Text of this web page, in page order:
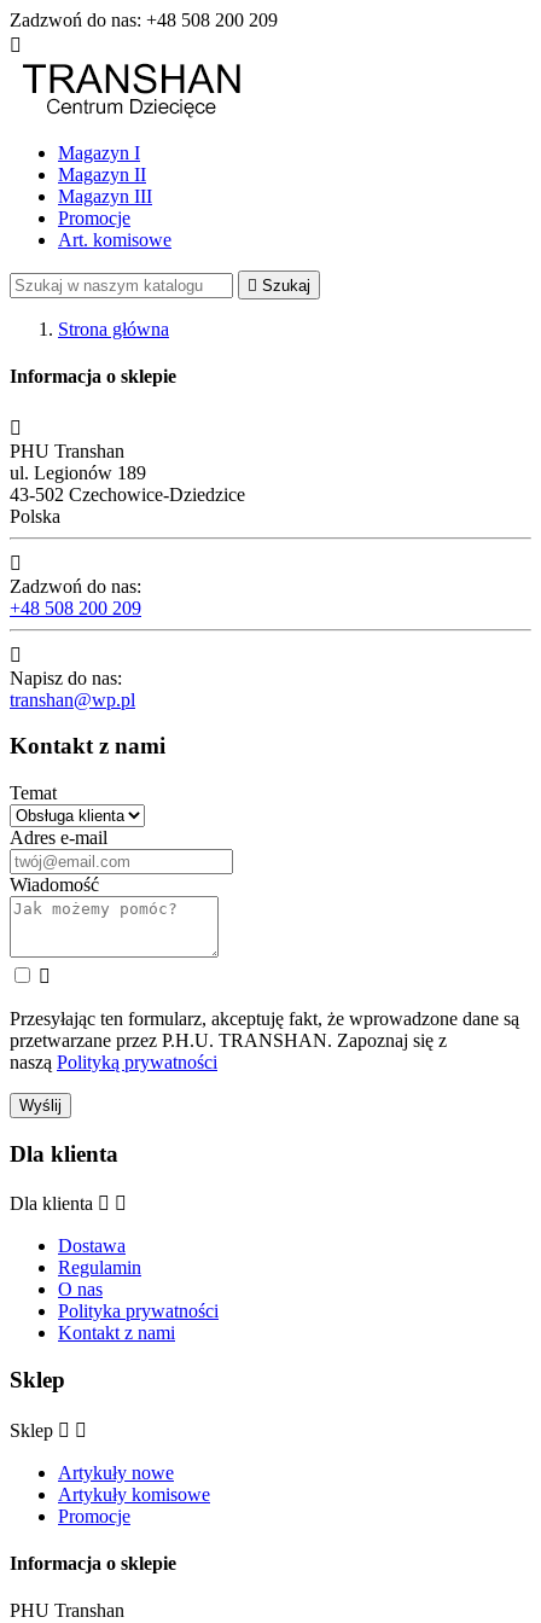
Zadzwoń do nas: +48 508 200 209

Magazyn I
Magazyn II
Magazyn III
Promocje
Art. komisowe
 Szukaj
Strona główna
Informacja o sklepie

PHU Transhan
ul. Legionów 189
43-502 Czechowice-Dziedzice
Polska

Zadzwoń do nas:
+48 508 200 209

Napisz do nas:
transhan@wp.pl
Kontakt z nami
Temat
Adres e-mail
Wiadomość

Przesyłając ten formularz, akceptuję fakt, że wprowadzone dane są
przetwarzane przez P.H.U. TRANSHAN. Zapoznaj się z
naszą Polityką prywatności
Dla klienta
Dla klienta  
Dostawa
Regulamin
O nas
Polityka prywatności
Kontakt z nami
Sklep
Sklep  
Artykuły nowe
Artykuły komisowe
Promocje
Informacja o sklepie
PHU Transhan